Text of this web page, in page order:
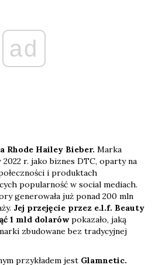
ad
Rhode Hailey Bieber. Marka
2022 r. jako biznes DTC, oparty na
i produktach
popularność w social mediach.
generowała już ponad 200 mln
Jej przejęcie przez e.l.f. Beauty
1 mld dolarówpokazało, jaką
zbudowane bez tradycyjnej
przykładem jest Glamnetic.